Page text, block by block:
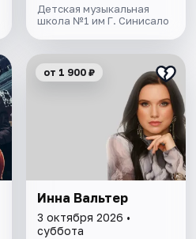
Детская музыкальная
школа №1 им Г. Синисало
от 1 900 ₽
Инна Вальтер
3 октября 2026 •
суббота